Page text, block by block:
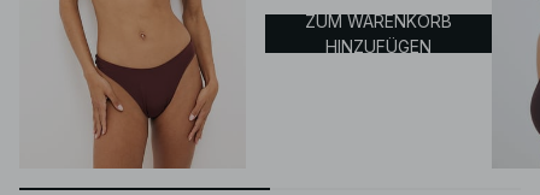
ZUM WARENKORB
HINZUFÜGEN